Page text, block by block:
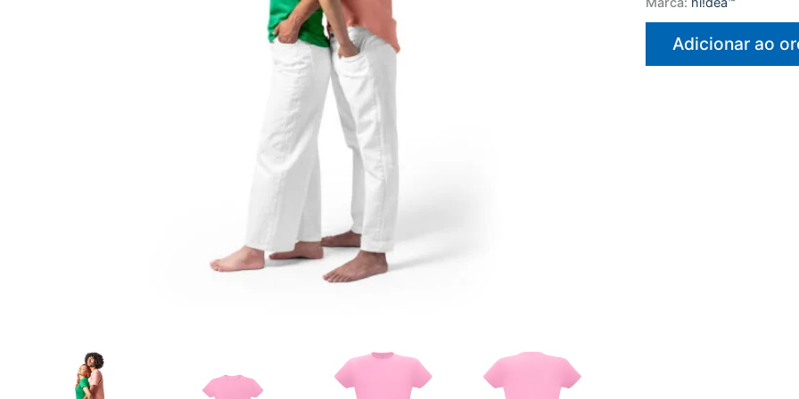
Adicionar ao